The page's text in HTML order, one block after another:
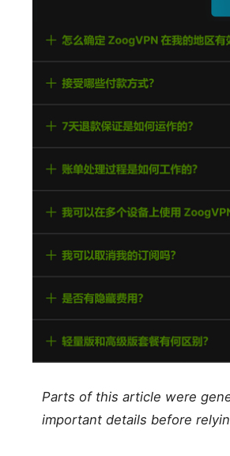
Parts of this article were
important details before